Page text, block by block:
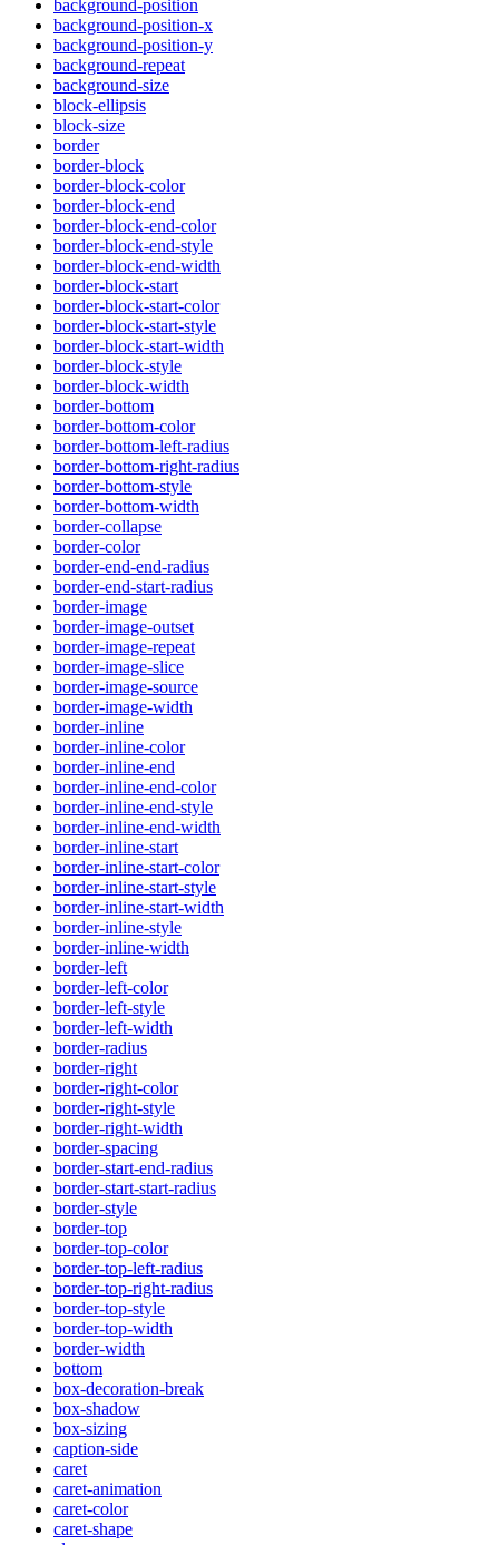
background-position
background-position-x
background-position-y
background-repeat
background-size
block-ellipsis
block-size
border
border-block
border-block-color
border-block-end
border-block-end-color
border-block-end-style
border-block-end-width
border-block-start
border-block-start-color
border-block-start-style
border-block-start-width
border-block-style
border-block-width
border-bottom
border-bottom-color
border-bottom-left-radius
border-bottom-right-radius
border-bottom-style
border-bottom-width
border-collapse
border-color
border-end-end-radius
border-end-start-radius
border-image
border-image-outset
border-image-repeat
border-image-slice
border-image-source
border-image-width
border-inline
border-inline-color
border-inline-end
border-inline-end-color
border-inline-end-style
border-inline-end-width
border-inline-start
border-inline-start-color
border-inline-start-style
border-inline-start-width
border-inline-style
border-inline-width
border-left
border-left-color
border-left-style
border-left-width
border-radius
border-right
border-right-color
border-right-style
border-right-width
border-spacing
border-start-end-radius
border-start-start-radius
border-style
border-top
border-top-color
border-top-left-radius
border-top-right-radius
border-top-style
border-top-width
border-width
bottom
box-decoration-break
box-shadow
box-sizing
caption-side
caret
caret-animation
caret-color
caret-shape